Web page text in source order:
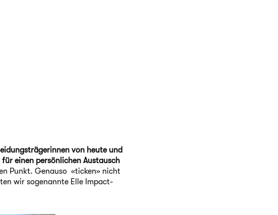
von heute und
einen persönlichen Austausch
Punkt. Genauso «ticken» nicht
wir sogenannte Elle Impact-